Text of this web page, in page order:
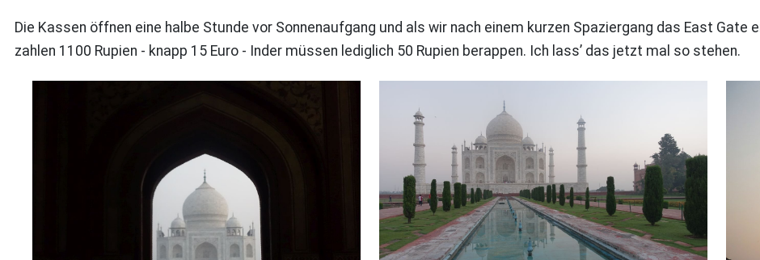
Die Kassen öffnen eine halbe Stunde vor Sonnenaufgang und als wir nach einem kurzen Spaziergang das East Gate
zahlen 1100 Rupien - knapp 15 Euro - Inder müssen lediglich 50 Rupien berappen. Ich lass’ das jetzt mal so stehen.